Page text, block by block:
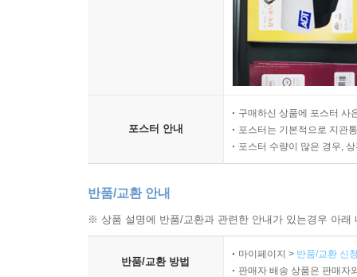
포스터 안내
구매하신 상품에 포스터 사
포스터는 기본적으로 지관
포스터 수량이 많은 경우,
반품/교환 안내
※ 상품 설명에 반품/교환과 관련한 안내가 있는경우 아
반품/교환 방법
마이페이지 > 반품/교환 신
판매자 배송 상품은 판매자